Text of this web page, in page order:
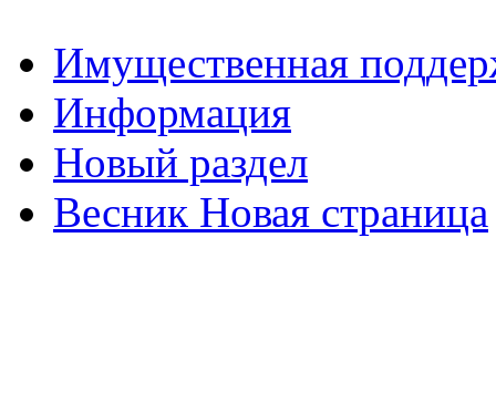
Имущественная
Информация
Новый раздел
Весник Новая страница